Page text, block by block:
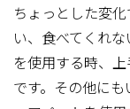
ちょっとした変
い、食べてくれ
を使用する時、
です。その他に